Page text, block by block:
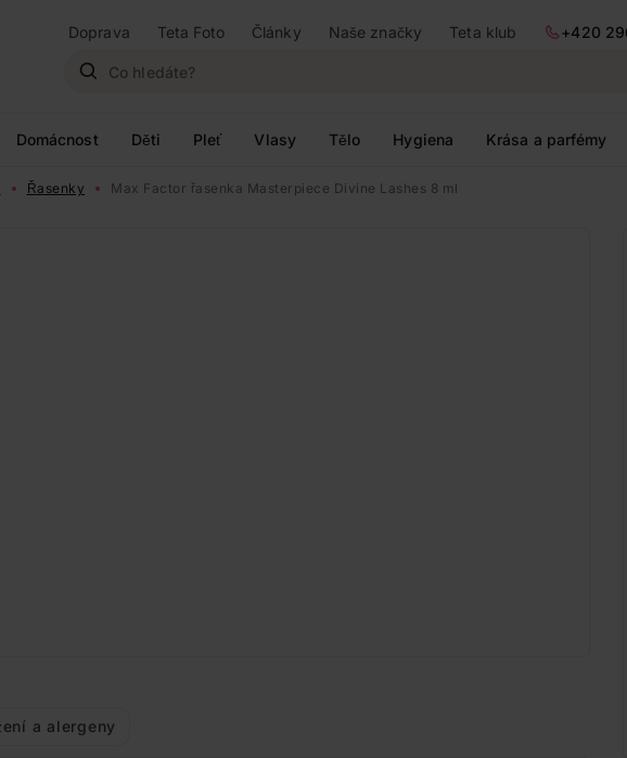
Doprava Teta Foto Články Naše značky Teta klub
+420
Domácnost Děti Pleť Vlasy Tělo Hygiena Krása a parfémy
Řasenky Max Factor řasenka Masterpiece Divine Lashes 8 ml
a alergeny